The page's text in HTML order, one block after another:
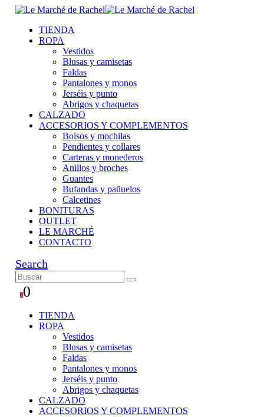
TIENDA
ROPA
Vestidos
Blusas y camisetas
Faldas
Pantalones y monos
Jerséis y punto
Abrigos y chaquetas
CALZADO
ACCESORIOS Y COMPLEMENTOS
Bolsos y mochilas
Pendientes y collares
Carteras y monederos
Anillos y broches
Guantes
Bufandas y pañuelos
Calcetines
BONITURAS
OUTLET
LE MARCHÉ
CONTACTO
Search
00
TIENDA
ROPA
Vestidos
Blusas y camisetas
Faldas
Pantalones y monos
Jerséis y punto
Abrigos y chaquetas
CALZADO
ACCESORIOS Y COMPLEMENTOS